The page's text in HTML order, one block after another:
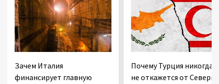
Зачем Италия
финансирует главную
Почему Турция никогда
не откажется от